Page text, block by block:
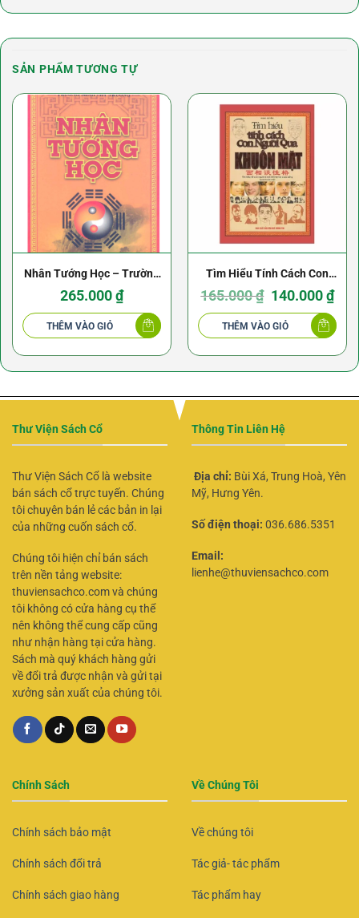
SẢN PHẨM TƯƠNG TỰ
Nhân Tướng Học – Trường
Minh
265.000₫
THÊM VÀO GIỎ
Tìm Hiểu Tính Cách Con
Người Qua Khuôn Mặt
165.000₫ Giá
gốc
165.000 ₫.
140.000₫Giá
hiện
là:
THÊM VÀO GIỎ
Thư Viện Sách Cổ
Thư Viện Sách Cổ là website
bán sách cổ trực tuyến. Chúng
tôi chuyên bán lẻ các bản in lại
của những cuốn sách cổ.
Chúng tôi hiện chỉ bán sách
trên nền tảng website:
thuviensachco.com và chúng
tôi không có cửa hàng cụ thể
nên không thể cung cấp cũng
như nhận hàng tại cửa hàng.
Sách mà quý khách hàng gửi
về đổi trả được nhận và gửi tại
xưởng sản xuất của chúng tôi.
Thông Tin Liên Hệ
Địa chỉ: Bùi Xá, Trung Hoà, Yên
Mỹ, Hưng Yên.
Số điện thoại: 036.686.5351
Email:
lienhe@thuviensachco.com
Chính Sách
Chính sách bảo mật
Chính sách đổi trả
Chính sách giao hàng
Về Chúng Tôi
Về chúng tôi
Tác giả- tác phẩm
Tác phẩm hay